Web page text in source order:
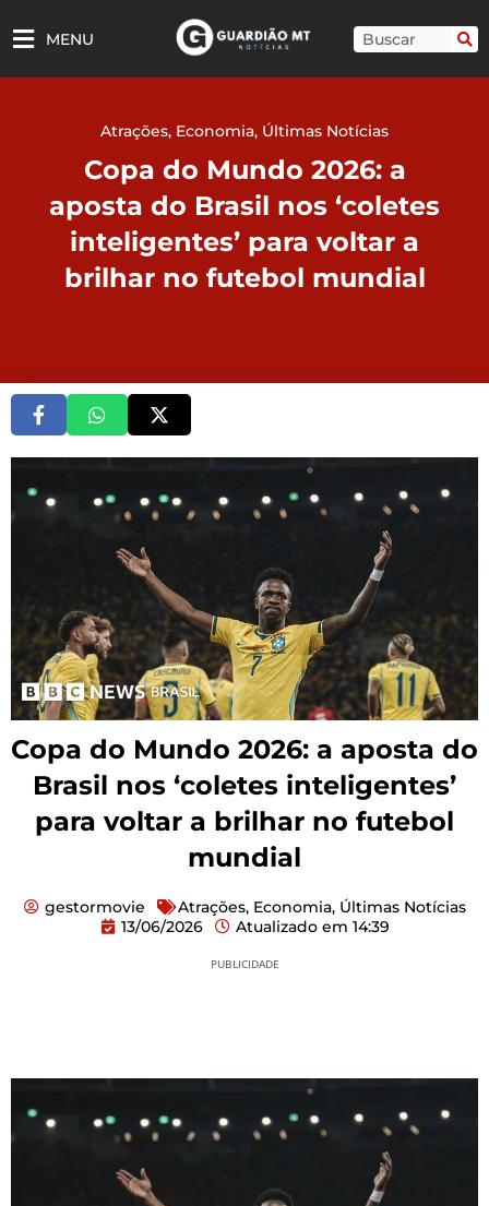
para
MENU Pesquisar
Atrações, Economia, Últimas Notícias
Copa do Mundo 2026: a
aposta do Brasil nos ‘coletes
inteligentes’ para voltar a
brilhar no futebol mundial
Copa do Mundo 2026: a aposta do
Brasil nos ‘coletes inteligentes’
para voltar a brilhar no futebol
mundial
gestormovie Atrações, Economia, Últimas Notícias
13/06/2026
Atualizado em 14:39
PUBLICIDADE